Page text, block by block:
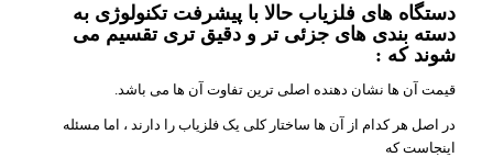
دستگاه های فلزیاب حالا با پیشرفت تکنولوژی به
دسته بندی های جزئی تر و دقیق تری تقسیم می
شوند که :
قیمت آن ها نشان دهنده اصلی ترین تفاوت آن ها می باشد.
در اصل هر کدام از آن ها ساختار کلی یک فلزیاب را دارند ، اما مسئله
اینجاست که